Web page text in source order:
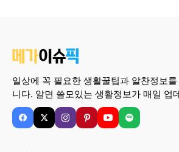
일상에 꼭 필요한 생활꿀팁과 알찬정보
니다. 알면 쓸모있는 생활정보가 매일 업